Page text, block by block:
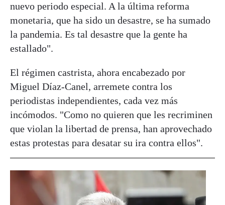
nuevo periodo especial. A la última reforma
monetaria, que ha sido un desastre, se ha sumado
la pandemia. Es tal desastre que la gente ha
estallado".
El régimen castrista, ahora encabezado por
Miguel Díaz-Canel, arremete contra los
periodistas independientes, cada vez más
incómodos. "Como no quieren que les recriminen
que violan la libertad de prensa, han aprovechado
estas protestas para desatar su ira contra ellos".